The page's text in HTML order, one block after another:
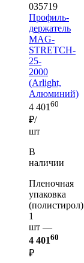
035719
Профиль-
держатель
MAG-
STRETCH-
25-
2000
(Arlight,
Алюминий)
4 401 60
₽/
шт
В
наличии
Пленочная
упаковка
(полистирол)
1
шт —
4 40160
₽